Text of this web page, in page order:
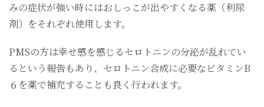
みの症状が強い時にはおしっこが出やすくなる薬（利尿
剤）をそれぞれ使用します。
PMSの方は幸せ感を感じるセロトニンの分泌が乱れてい
るという報告もあり、セロトニン合成に必要なビタミンB
６を薬で補充することも良く行われます。